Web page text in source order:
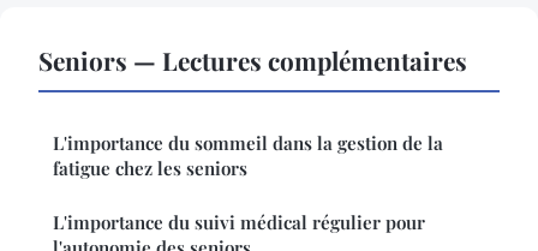
Seniors — Lectures complémentaires
L'importance du sommeil dans la gestion de la
fatigue chez les seniors
L'importance du suivi médical régulier pour